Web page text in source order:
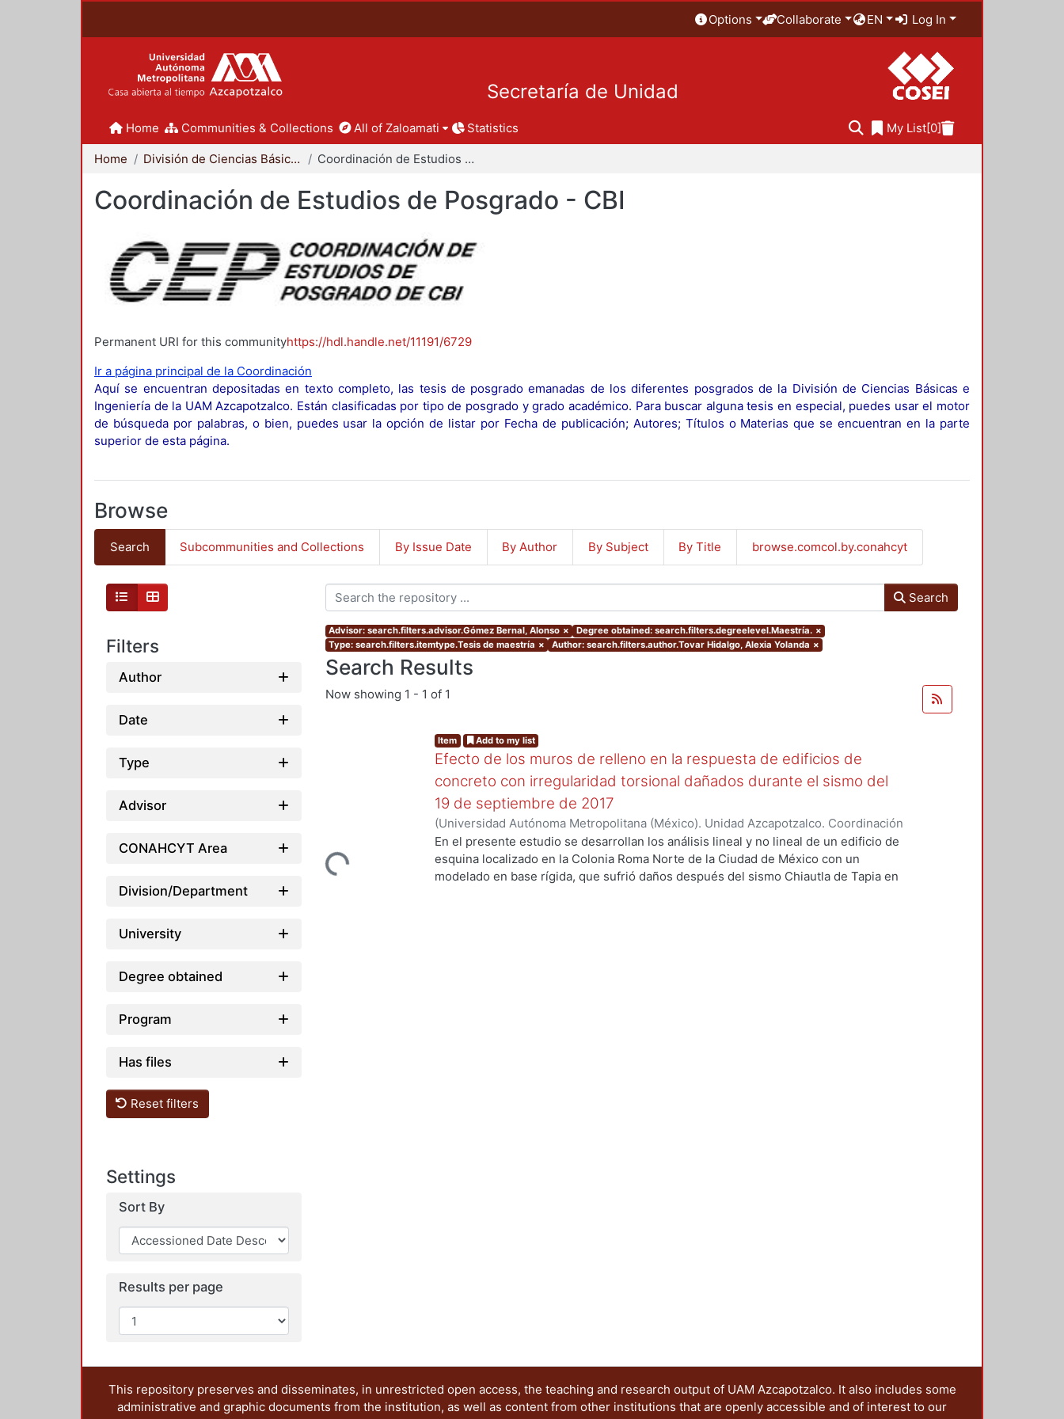
Options Collaborate EN Log In
Secretaría de Unidad
Home Communities & Collections All of Zaloamati Statistics My List[0]
Home División de Ciencias Básicas e Ingeniería Coordinación de Estudios de Posgrado - CBI
Coordinación de Estudios de Posgrado - CBI
Permanent URI for this communityhttps://hdl.handle.net/11191/6729
Ir a página principal de la Coordinación
Aquí se encuentran depositadas en texto completo, las tesis de posgrado emanadas de los diferentes posgrados de la División de Ciencias Básicas e
Ingeniería de la UAM Azcapotzalco. Están clasificadas por tipo de posgrado y grado académico. Para buscar alguna tesis en especial, puedes usar el motor
de búsqueda por palabras, o bien, puedes usar la opción de listar por Fecha de publicación; Autores; Títulos o Materias que se encuentran en la parte
superior de esta página.
Browse
Search Subcommunities and Collections By Issue Date By Author By Subject By Title browse.comcol.by.conahcyt
Filters
Author
Date
Type
Advisor
CONAHCYT Area
Division/Department
University
Degree obtained
Program
Has files
Reset filters
Settings
Sort By
Results per page
Search
Advisor: search.filters.advisor.Gómez Bernal, Alonso × Degree obtained: search.filters.degreelevel.Maestría. ×
Type: search.filters.itemtype.Tesis de maestría × Author: search.filters.author.Tovar Hidalgo, Alexia Yolanda ×
Search Results
Now showing 1 - 1 of 1
Loading...
Item Add to my list
Efecto de los muros de relleno en la respuesta de edificios de
concreto con irregularidad torsional dañados durante el sismo del
19 de septiembre de 2017
(Universidad Autónoma Metropolitana (México). Unidad Azcapotzalco. Coordinación
de Servicios de Información.,2020-06-01 )Tovar Hidalgo, Alexia Yolanda
En el presente estudio se desarrollan los análisis lineal y no lineal de un edificio de
esquina localizado en la Colonia Roma Norte de la Ciudad de México con un
modelado en base rígida, que sufrió daños después del sismo Chiautla de Tapia en
This repository preserves and disseminates, in unrestricted open access, the teaching and research output of UAM Azcapotzalco. It also includes some
administrative and graphic documents from the institution, as well as content from other institutions that are openly accessible and of interest to our